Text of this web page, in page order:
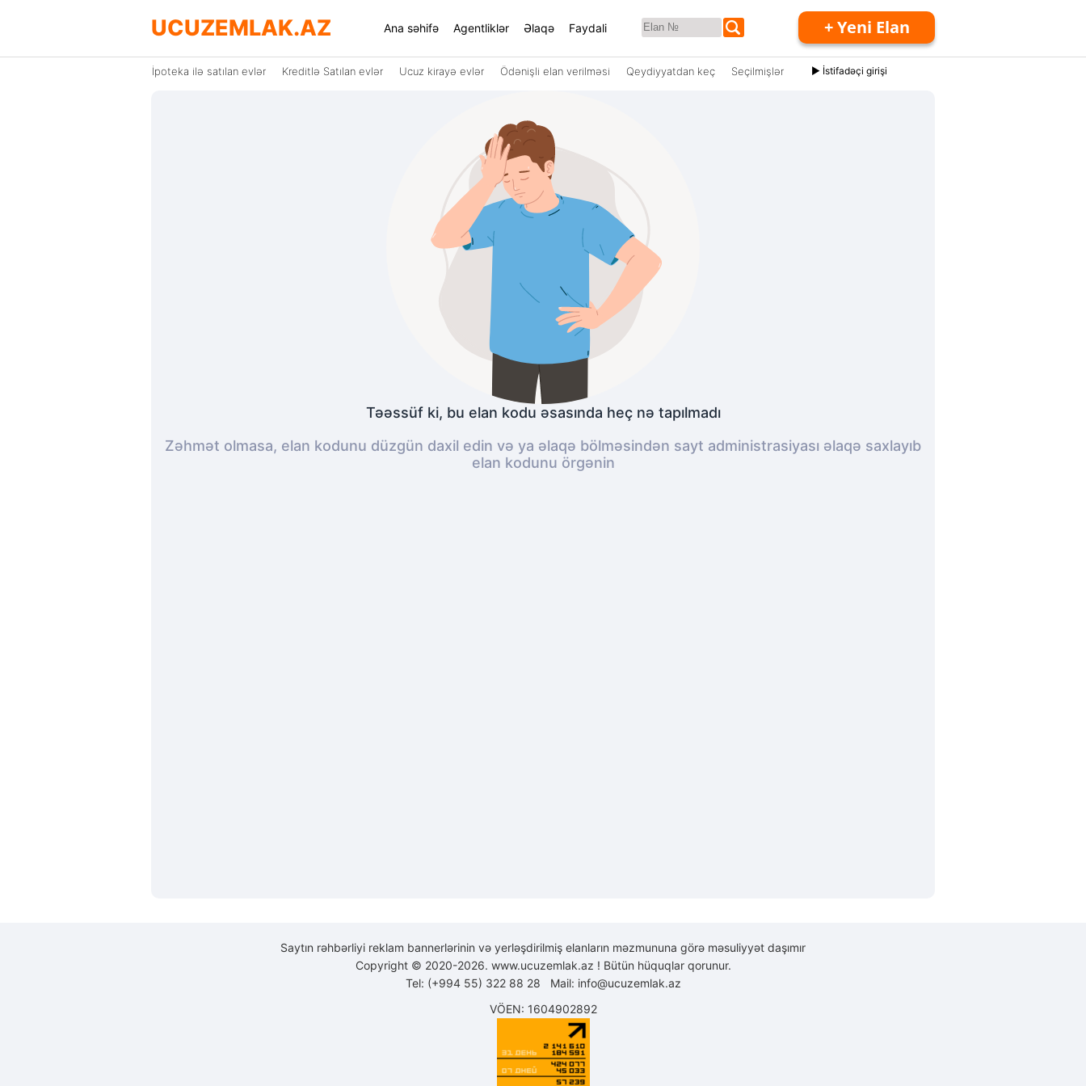
UCUZEMLAK.AZ Ana səhifə Agentliklər Əlaqə Faydali + Yeni Elan
İpoteka ilə satılan evlər Kreditlə Satılan evlər Ucuz kirayə evlər Ödənişli elan verilməsi Qeydiyyatdan keç Seçilmişlər ► İstifadəçi girişi
Təəssüf ki, bu elan kodu əsasında heç nə tapılmadı
Zəhmət olmasa, elan kodunu düzgün daxil edin və ya əlaqə bölməsindən sayt administrasiyası əlaqə saxlayıb
elan kodunu örgənin
Saytın rəhbərliyi reklam bannerlərinin və yerləşdirilmiş elanların məzmununa görə məsuliyyət daşımır
Copyright © 2020-2026. www.ucuzemlak.az ! Bütün hüquqlar qorunur.
Tel: (+994 55) 322 88 28 Mail: info@ucuzemlak.az
VÖEN: 1604902892